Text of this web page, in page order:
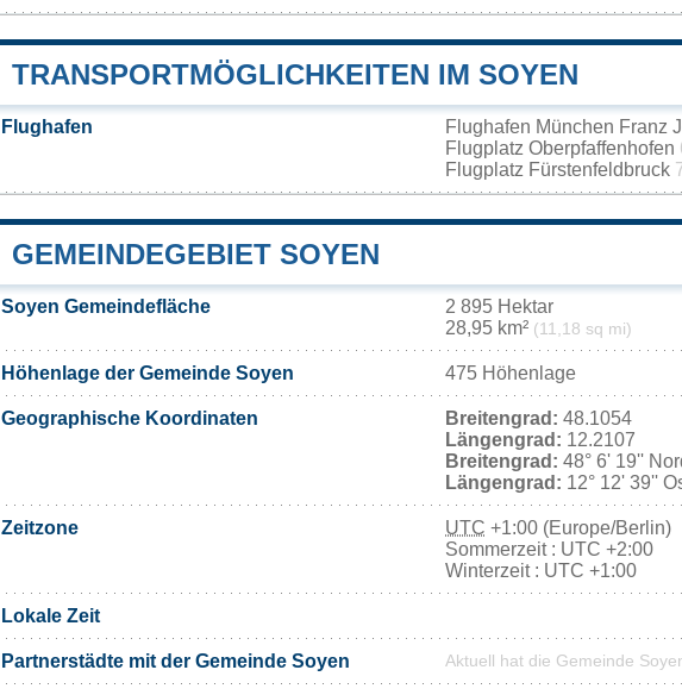
TRANSPORTMÖGLICHKEITEN IM SOYEN
Flughafen Flughafen München Franz
Flugplatz Oberpfaffenhofen
Flugplatz Fürstenfeldbruck
GEMEINDEGEBIET SOYEN
Soyen Gemeindefläche
2 895 Hektar
28,95 km² (11,18 sq mi)
Höhenlage der Gemeinde Soyen 475 Höhenlage
Geographische Koordinaten Breitengrad: 48.1054
Längengrad: 12.2107
Breitengrad: 48° 6' 19''
Längengrad: 12° 12' 39''
Zeitzone UTC +1:00 (Europe/Berlin)
Sommerzeit : UTC +2:00
Winterzeit : UTC +1:00
Lokale Zeit
Partnerstädte mit der Gemeinde Soyen Aktuell hat die Gemeinde